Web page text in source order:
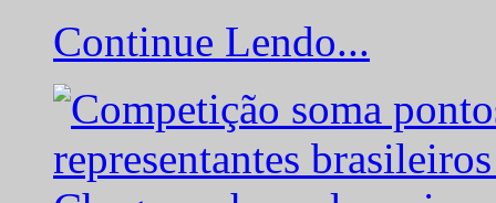
Continue Lendo...